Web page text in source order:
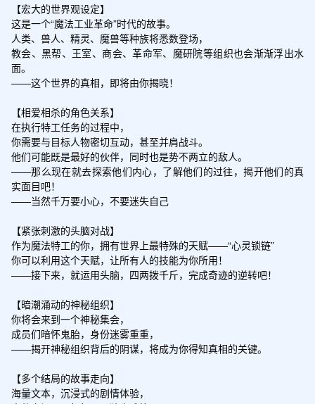
【宏大的世界观设定】
这是一个“魔法工业革命”时代的故事。
人类、兽人、精灵、魔兽等种族将悉数登场，
教会、黑帮、王室、商会、革命军、魔研院等组织也会渐渐浮出水
面。
——这个世界的真相，即将由你揭晓！
【相爱相杀的角色关系】
在执行特工任务的过程中，
你需要与目标人物密切互动，甚至并肩战斗。
他们可能既是最好的伙伴，同时也是势不两立的敌人。
——那么现在就去探索他们内心，了解他们的过往，揭开他们的真
实面目吧！
——当然千万要小心，不要迷失自己
【紧张刺激的头脑对战】
作为魔法特工的你，拥有世界上最特殊的天赋——“心灵锁链”
你可以利用这个天赋，让所有人的技能为你所用！
——接下来，就运用头脑，四两拨千斤，完成奇迹的逆转吧！
【暗潮涌动的神秘组织】
你将会来到一个神秘集会，
成员们暗怀鬼胎，身份迷雾重重，
——揭开神秘组织背后的阴谋，将成为你得知真相的关键。
【多个结局的故事走向】
海量文本，沉浸式的剧情体验，